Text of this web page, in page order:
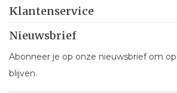
Klantenservice
Nieuwsbrief
Abonneer je op onze nieuwsbrief om
blijven.